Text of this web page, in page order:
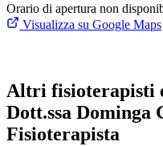
Orario di apertura non
Visualizza su Google Maps
Altri fisioterapisti
Dott.ssa Dominga
Fisioterapista